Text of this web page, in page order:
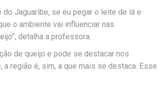
Jaguaribe, se eu pegar o leite de lá e
o ambiente vai influenciar nas
detalha a professora.
de queijo e pode se destacar nos
região é, sim, a que mais se destaca. Esse